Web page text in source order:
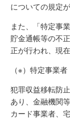
についての規定
また、「特定事
貯金通帳等の不
正が行われ、現
（※）特定事業者
犯罪収益移転防
あり、金融機関
カード事業者、